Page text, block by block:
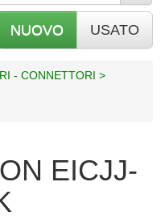
NUOVO USATO
- CONNETTORI >
EICJJ-